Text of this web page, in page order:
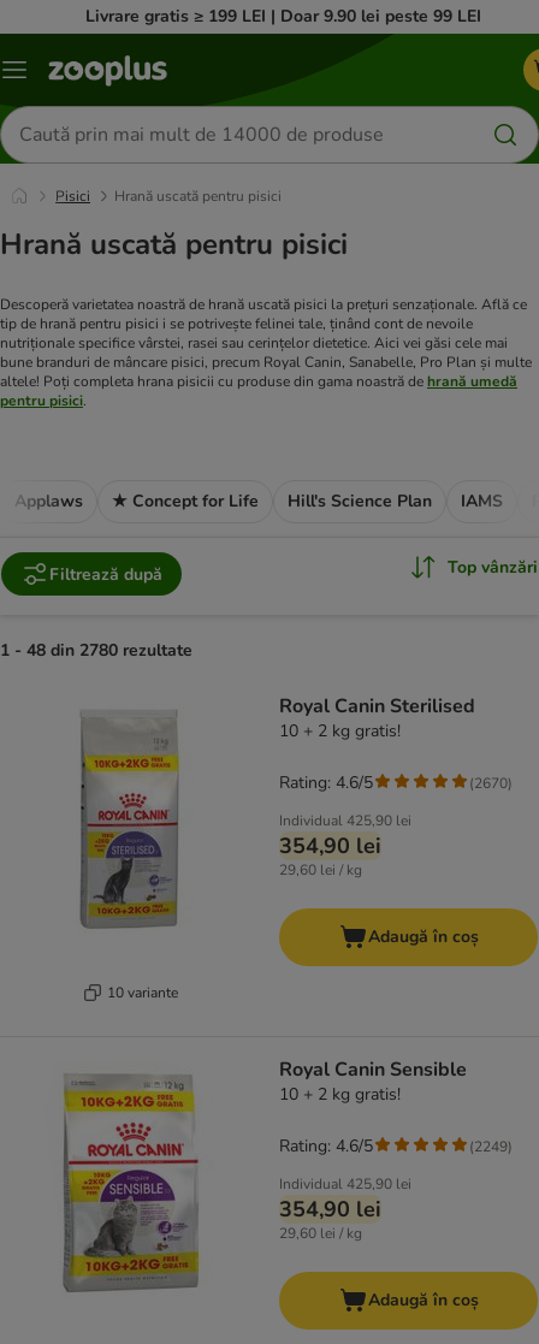
Livrare gratis ≥ 199 LEI | Doar 9.90 lei peste 99 LEI
Categorii
Căutare
produse
Pisici Hrană uscată pentru pisici
Hrană uscată pentru pisici
Descoperă varietatea noastră de hrană uscată pisici la prețuri senzaționale. Află ce
tip de hrană pentru pisici i se potrivește felinei tale, ținând cont de nevoile
nutriționale specifice vârstei, rasei sau cerințelor dietetice. Aici vei găsi cele mai
bune branduri de mâncare pisici, precum Royal Canin, Sanabelle, Pro Plan și multe
altele! Poți completa hrana pisicii cu produse din gama noastră dehrană umedă
pentru pisici.
Applaws ★ Concept for Life Hill's Science Plan IAMS
Filtrează după Top vânzări
1 - 48 din 2780 rezultate
10 variante
Royal Canin Sterilised
10 + 2 kg gratis!
Individual425,90 lei
354,90 lei
29,60 lei / kg
Rating: 4.6/5 (2670)
Adaugă în coș
Royal Canin Sensible
10 + 2 kg gratis!
Individual425,90 lei
354,90 lei
29,60 lei / kg
Rating: 4.6/5 (2249)
Adaugă în coș